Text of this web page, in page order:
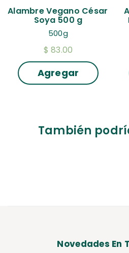
Alambre Vegano César
Soya 500 g
500g
$ 83.00
Agregar
También
Novedades En